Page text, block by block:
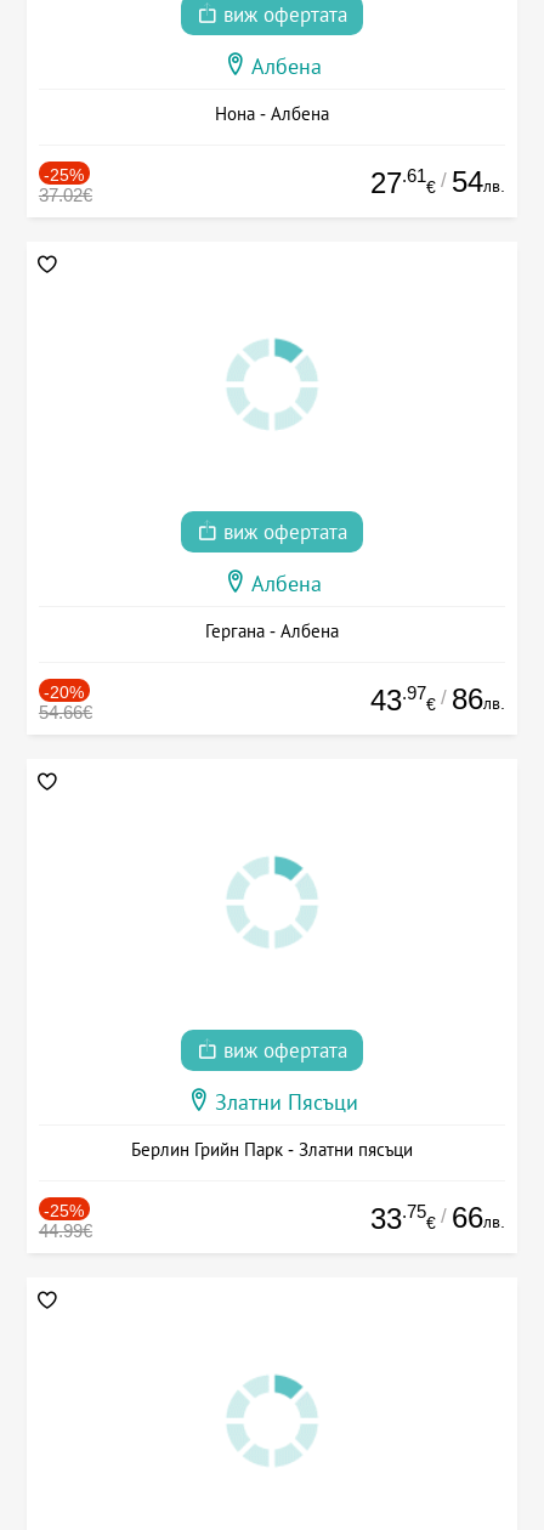
виж офертата
Албена
Нона - Албена
-25%
37.02€ 27.61
€ / 54лв.
виж офертата
Албена
Гергана - Албена
-20%
54.66€ 43.97
€ / 86лв.
виж офертата
Златни Пясъци
Берлин Грийн Парк - Златни пясъци
-25%
44.99€ 33.75
€ / 66лв.